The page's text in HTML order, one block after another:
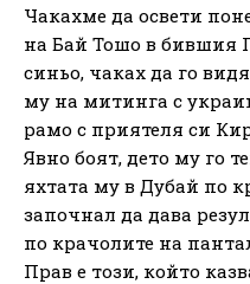
Чакахме да освети
на Бай Тошо в бившия
синьо, чаках да го
му на митинга с
рамо с приятеля си
Явно боят, дето му го
яхтата му в Дубай по
започнал да дава
по крачолите на
Прав е този, който